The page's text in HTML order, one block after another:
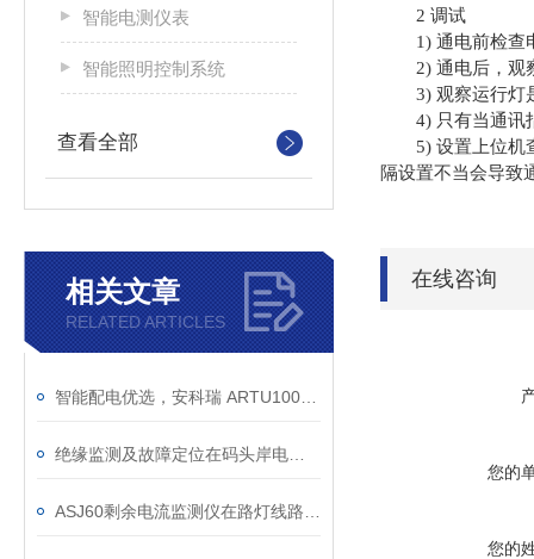
智能电测仪表
智能照明控制系统
查看全部
相关文章
RELATED ARTICLES
2 调试
1) 通电前检查
2) 通电后，观察
3) 观察运行灯是
4) 只有当通讯指
5) 设置上位机查
隔设置不当会导致
在线咨询
您的
您的